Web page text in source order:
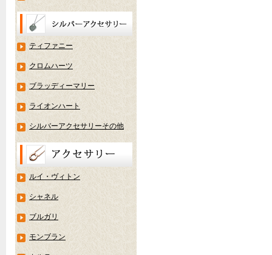
ティファニー
クロムハーツ
ブラッディーマリー
ライオンハート
シルバーアクセサリーその他
ルイ・ヴィトン
シャネル
ブルガリ
モンブラン